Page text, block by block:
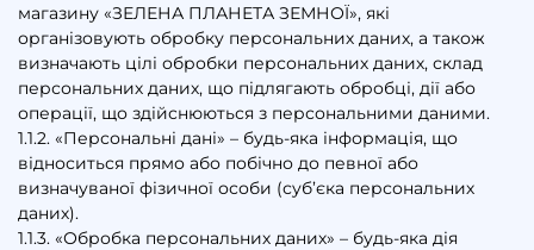
магазину «ЗЕЛЕНА ПЛАНЕТА ЗЕМНОЇ», які
організовують обробку персональних даних, а також
визначають цілі обробки персональних даних, склад
персональних даних, що підлягають обробці, дії або
операції, що здійснюються з персональними даними.
1.1.2. «Персональні дані» – будь-яка інформація, що
відноситься прямо або побічно до певної або
визначуваної фізичної особи (суб’єка персональних
даних).
1.1.3. «Обробка персональних даних» – будь-яка дія